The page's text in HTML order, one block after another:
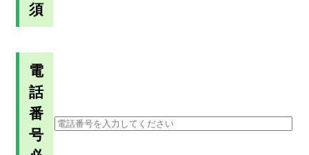
須
電
話
番
号